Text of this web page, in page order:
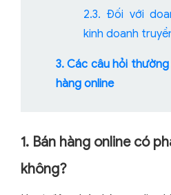
2.3. Đối với
kinh doanh
3. Các câu hỏi
hàng online
1. Bán hàng online có
không?